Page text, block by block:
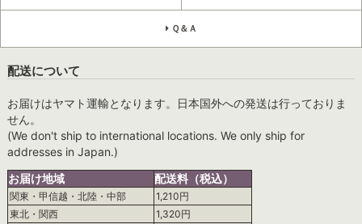
Ｑ＆Ａ
配送について
お届けはヤマト運輸となります。日本国外への発送は行っておりま
せん。
(We don't ship to international locations. We only ship for
addresses in Japan.)
お届け地域
配送料（税込）
関東・甲信越・北陸・中部
1,210円
東北・関西
1,320円